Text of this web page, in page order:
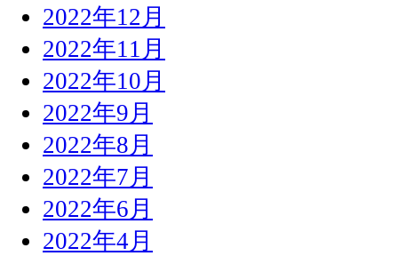
2022年12月
2022年11月
2022年10月
2022年9月
2022年8月
2022年7月
2022年6月
2022年4月